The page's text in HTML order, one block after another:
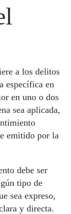
a los delitos
específica en
en uno o dos
sea aplicada,
emitido por la
debe ser
tipo de
sea expreso,
y directa.